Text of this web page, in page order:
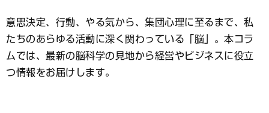
ブ
ッ
ク
マ
ク
意思決定、行動、やる気から、集団心理に至るまで、私
たちのあらゆる活動に深く関わっている「脳」。本コラ
ムでは、最新の脳科学の見地から経営やビジネスに役立
つ情報をお届けします。